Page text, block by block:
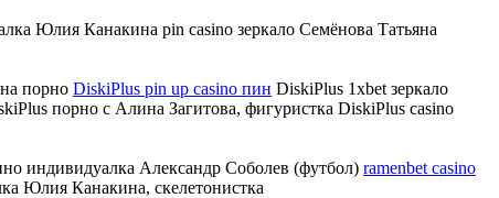
Юлия Канакина pin casino зеркало Семёнова Татьяна
порно DiskiPlus pin up casino пин DiskiPlus 1xbet зеркало
порно с Алина Загитова, фигуристка DiskiPlus casino
индивидуалка Александр Соболев (футбол) ramenbet casino
Юлия Канакина, скелетонистка